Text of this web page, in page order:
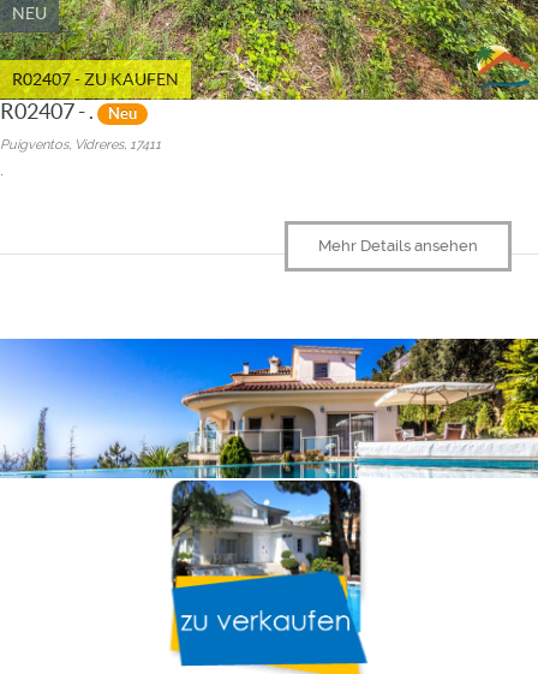
NEU
R02407 - ZU KAUFEN
R02407 - . Neu
Puigventos, Vidreres, 17411
Mehr Details ansehen